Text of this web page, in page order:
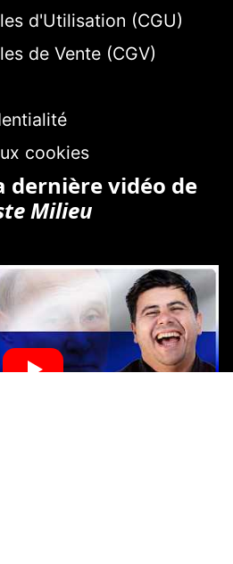
d'Utilisation (CGU)
de Vente (CGV)
cookies
dernière vidéo de
Milieu